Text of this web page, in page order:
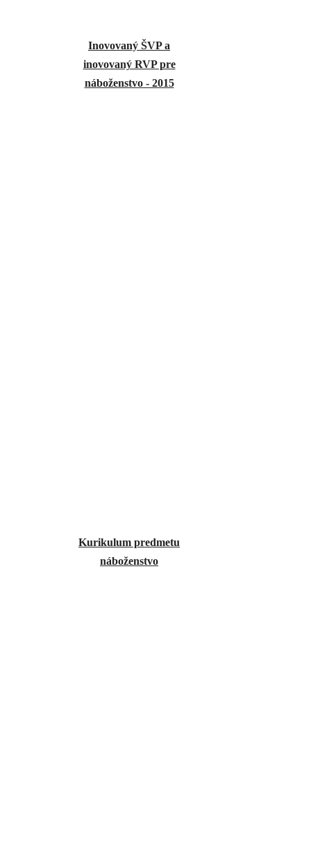
Inovovaný ŠVP a
inovovaný RVP pre
náboženstvo - 2015
Kurikulum predmetu
náboženstvo